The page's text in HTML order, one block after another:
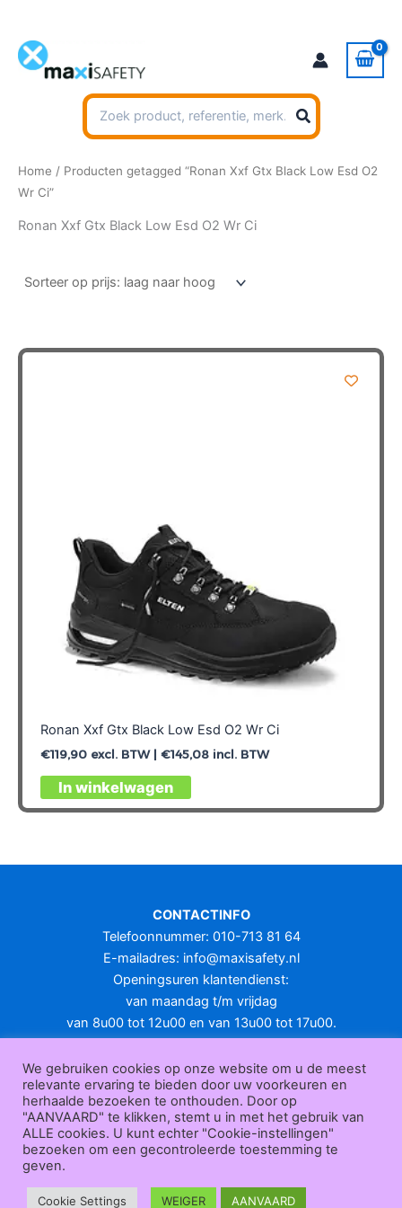
inhoud
Zoeken
naar:
Home / Producten getagged “Ronan Xxf Gtx Black Low Esd O2
Wr Ci”
Ronan Xxf Gtx Black Low Esd O2 Wr Ci
Ronan Xxf Gtx Black Low Esd O2 Wr Ci
€119,90excl. BTW | €145,08incl. BTW
In winkelwagen
Dit
product
variaties.
optie
gekozen
worden
op
productpagina
CONTACTINFO
Telefoonnummer: 010-713 81 64
E-mailadres: info@maxisafety.nl
Openingsuren klantendienst:
van maandag t/m vrijdag
van 8u00 tot 12u00 en van 13u00 tot 17u00.
KLANTENSERVICE
Over
ons|Bedrijfsgegevens| F.A.Q.|Bestelprocedure | Betaling
ending | Retourneren|Herroepingsrecht|Herroepingsfunctie
ederverkoop|Bedrukken|Contact
Algemene voorwaarden
Maxisafety.nl © 2026
We gebruiken cookies op onze website om u de meest
relevante ervaring te bieden door uw voorkeuren en
herhaalde bezoeken te onthouden. Door op
"AANVAARD" te klikken, stemt u in met het gebruik van
ALLE cookies. U kunt echter "Cookie-instellingen"
bezoeken om een gecontroleerde toestemming te
geven.
Cookie Settings WEIGER AANVAARD